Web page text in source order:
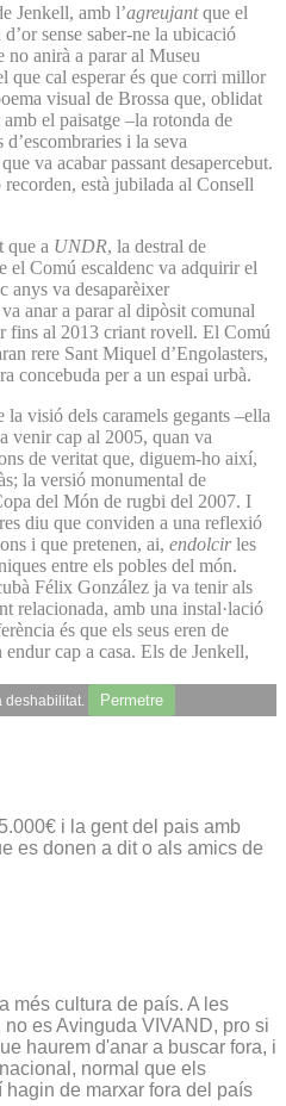
Jenkell, amb l’agreujantque el
sense saber-ne la ubicació
no anirà a parar al Museu
que cal esperar és que corri millor
visual de Brossa que, oblidat
el paisatge –la rotonda de
i la seva
va acabar passant desapercebut.
està jubilada al Consell
que a UNDR, la destral de
el Comú escaldenc va adquirir el
anys va desaparèixer
anar a parar al dipòsit comunal
fins al 2013 criant rovell. El Comú
rere Sant Miquel d’Engolasters,
concebuda per a un espai urbà.
visió dels caramels gegants –ella
venir cap al 2005, quan va
de veritat que, diguem-ho així,
la versió monumental de
del Món de rugbi del 2007. I
diu que conviden a una reflexió
i que pretenen, ai, endolcirles
entre els pobles del món.
Félix González ja va tenir als
relacionada, amb una instal·lació
és que els seus eren de
cap a casa. Els de Jenkell,
deshabilitat. Permetre
i la gent del pais amb
es donen a dit o als amics de
més cultura de país. A les
es Avinguda VIVAND, pro si
haurem d'anar a buscar fora, i
normal que els
de marxar fora del país